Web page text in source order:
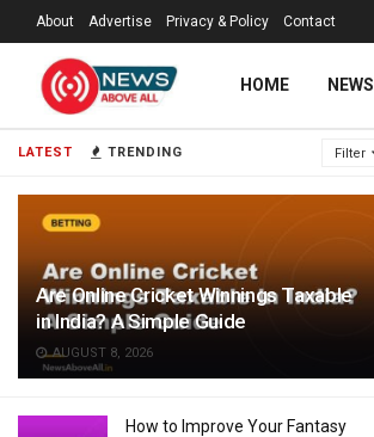
LATEST TRENDING Filter
Are Online Cricket Winnings Taxable
in India? A Simple Guide
AUGUST 8, 2026
How to Improve Your Fantasy
About Advertise Privacy & Policy Contact
HOME NEWS